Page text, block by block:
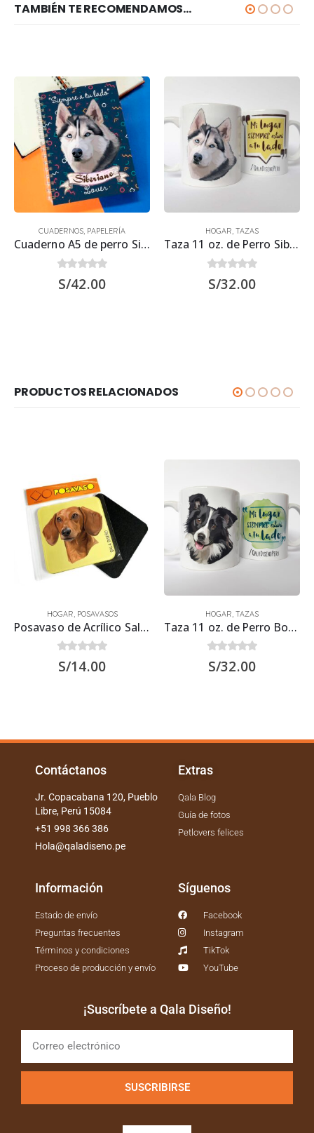
TAMBIÉN TE RECOMENDAMOS…
CUADERNOS, PAPELERÍA
Cuaderno A5 de perro Siberiano 21.50 x 15.70 cm
0out of 5
S/42.00
HOGAR, TAZAS
Taza 11 oz. de Perro Siberiano
0out of 5
S/32.00
PRODUCTOS RELACIONADOS
HOGAR POSAVASOS
Posavaso de Acrílico Salchicha Marrón 9.5×9.5 cms
0out of 5
S/14.00
HOGAR TAZAS
Taza 11 oz. de Perro Border Collie
0out of 5
S/32.00
Contáctanos
Jr. Copacabana 120, Pueblo
Libre, Perú 15084
+51 998 366 386
Hola@qaladiseno.pe
Extras
Qala Blog
Guía de fotos
Petlovers felices
Información
Estado de envío
Preguntas frecuentes
Términos y condiciones
Proceso de producción y envío
Síguenos
Facebook
Instagram
TikTok
YouTube
¡Suscríbete a Qala Diseño!
SUSCRIBIRSE